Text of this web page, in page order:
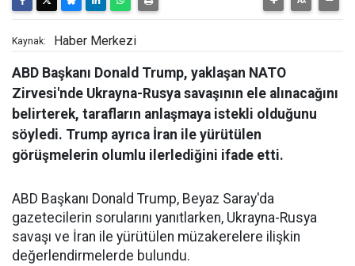
Kaynak: Haber Merkezi
ABD Başkanı Donald Trump, yaklaşan NATO
Zirvesi'nde Ukrayna-Rusya savaşının ele alınacağını
belirterek, tarafların anlaşmaya istekli olduğunu
söyledi. Trump ayrıca İran ile yürütülen
görüşmelerin olumlu ilerlediğini ifade etti.
ABD Başkanı Donald Trump, Beyaz Saray'da
gazetecilerin sorularını yanıtlarken, Ukrayna-Rusya
savaşı ve İran ile yürütülen müzakerelere ilişkin
değerlendirmelerde bulundu.